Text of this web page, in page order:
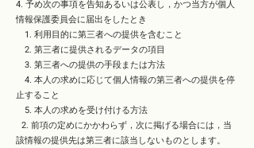
4. 予め次の事項を告知あるいは公表し，かつ当方が個人
情報保護委員会に届出をしたとき
1. 利用目的に第三者への提供を含むこと
2. 第三者に提供されるデータの項目
3. 第三者への提供の手段または方法
4. 本人の求めに応じて個人情報の第三者への提供を停
止すること
5. 本人の求めを受け付ける方法
2. 前項の定めにかかわらず，次に掲げる場合には，当
該情報の提供先は第三者に該当しないものとします。